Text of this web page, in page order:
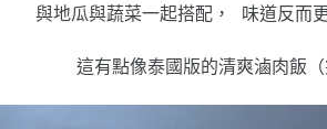
與地瓜與蔬菜一起搭配， 味道反而
這有點像泰國版的清爽滷肉飯（